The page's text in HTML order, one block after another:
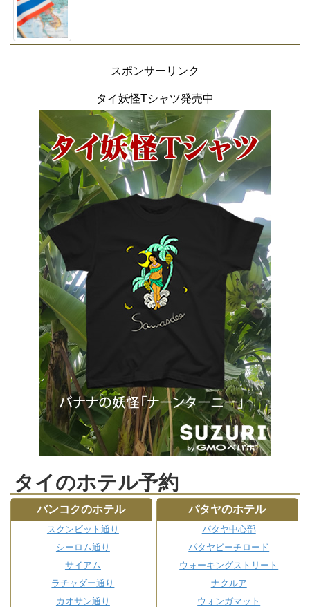
スポンサーリンク
タイ妖怪Tシャツ発売中
タイのホテル予約
バンコクのホテル
スクンビット通り
シーロム通り
サイアム
ラチャダー通り
カオサン通り
パタヤのホテル
パタヤ中心部
パタヤビーチロード
ウォーキングストリート
ナクルア
ウォンガマット